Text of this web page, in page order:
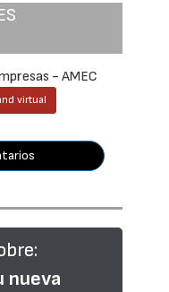
- AMEC
virtual
nueva